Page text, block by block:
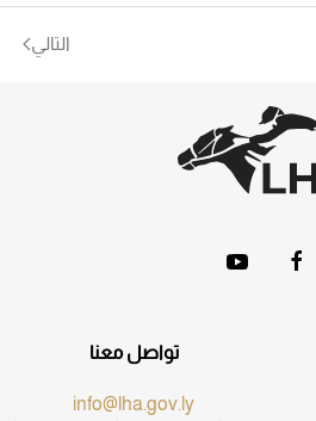
التالي
تواصل معنا
info@lha.gov.ly